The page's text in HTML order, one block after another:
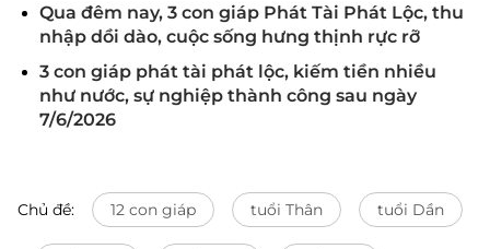
Qua đêm nay, 3 con giáp Phát Tài Phát Lộc, thu
nhập dồi dào, cuộc sống hưng thịnh rực rỡ
3 con giáp phát tài phát lộc, kiếm tiền nhiều
như nước, sự nghiệp thành công sau ngày
7/6/2026
Chủ đề: 12 con giáp tuổi Thân tuổi Dần